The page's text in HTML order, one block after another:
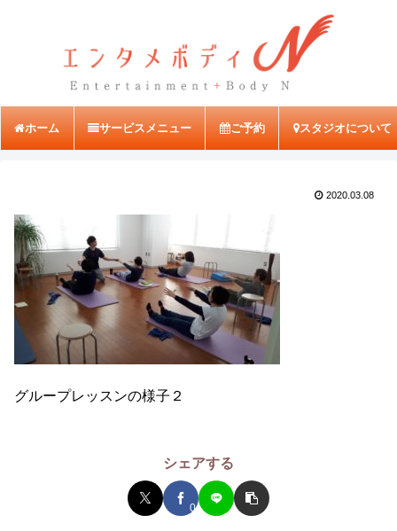
ホーム サービスメニュー ご予約 スタジオについて
2020.03.08
グループレッスンの様子２
シェアする
0